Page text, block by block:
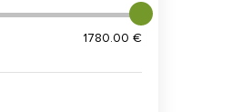
1780.00 €